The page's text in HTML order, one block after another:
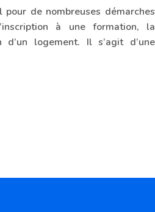
de nombreuses démarches
à une formation, la
logement. Il s’agit d’une